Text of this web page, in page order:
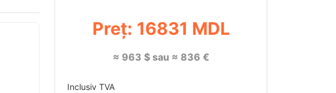
Preț: 16831 MDL
≈ 963 $ sau ≈ 836 €
Inclusiv TVA